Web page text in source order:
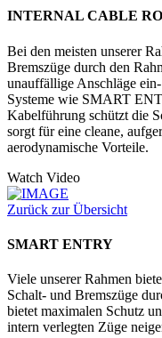
INTERNAL CABLE
Bei den meisten unserer
Bremszüge durch den
unauffällige Anschläge
Systeme wie SMART
Kabelführung schützt die
sorgt für eine cleane,
aerodynamische Vorteile.
Watch Video
Zurück zur Übersicht
SMART ENTRY
Viele unserer Rahmen
Schalt- und Bremszüge
bietet maximalen Schutz
intern verlegten Züge